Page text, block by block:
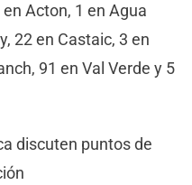
Acton, 1 en Agua
22 en Castaic, 3 en
91 en Val Verde y 5
discuten puntos de